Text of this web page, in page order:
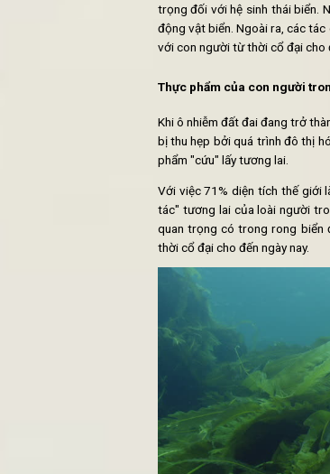
Không giống như cỏ
trọng đối với hệ sinh
động vật biển. Ngoài
với con người từ thời
Thực phẩm của con
Khi ô nhiễm đất đai
bị thu hẹp bởi quá
phẩm "cứu" lấy tương